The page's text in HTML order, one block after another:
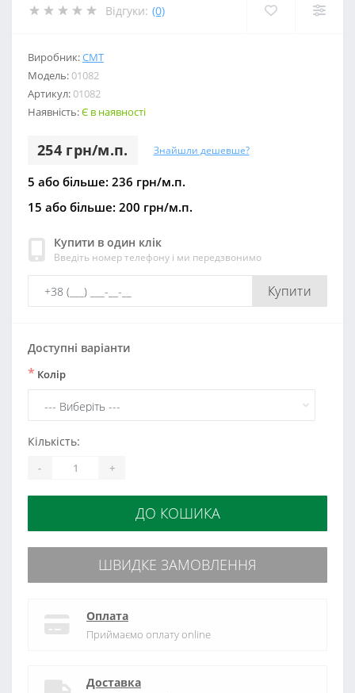
Відгуки: (0)
Виробник:СМТ
Модель:01082
Артикул:01082
Наявність:Є в наявності
254 грн/м.п. Знайшли дешевше?
5 або більше: 236 грн/м.п.
15 або більше: 200 грн/м.п.
Купити в один клік
Введіть номер телефону і ми передзвонимо
Купити
Доступні варіанти
* Колір
Кількість:
- +
ДО КОШИКА
ШВИДКЕ ЗАМОВЛЕННЯ
Оплата
Приймаємо оплату online
Доставка